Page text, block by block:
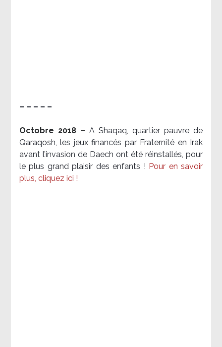
– – – – –
Octobre 2018 – A Shaqaq, quartier pauvre de
Qaraqosh, les jeux financés par Fraternité en Irak​
avant l’invasion de Daech ont été réinstallés, pour
le plus grand plaisir des enfants ! Pour en savoir
plus, cliquez ici !